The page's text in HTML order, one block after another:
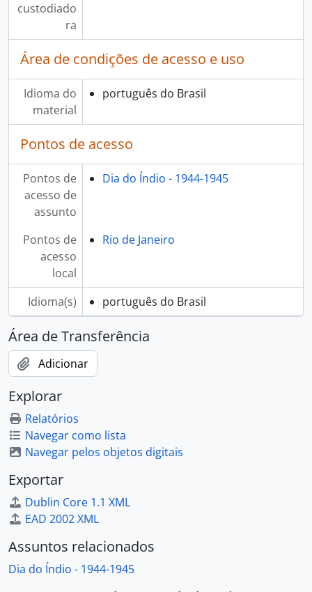
custodiado
ra
Área de condições de acesso e uso
Idioma do
material
português do Brasil
Pontos de acesso
Pontos de
acesso de
assunto
Dia do Índio - 1944-1945
Pontos de
acesso
local
Rio de Janeiro
Idioma(s) português do Brasil
Área de Transferência
Adicionar
Explorar
Relatórios
Navegar como lista
Navegar pelos objetos digitais
Exportar
Dublin Core 1.1 XML
EAD 2002 XML
Assuntos relacionados
Dia do Índio - 1944-1945